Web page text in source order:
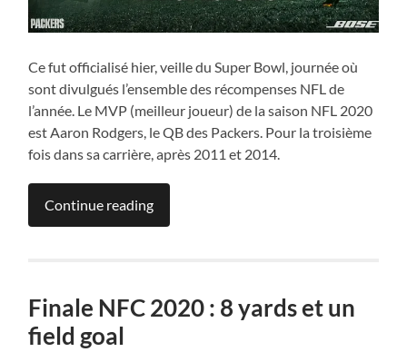
Ce fut officialisé hier, veille du Super Bowl, journée où
sont divulgués l’ensemble des récompenses NFL de
l’année. Le MVP (meilleur joueur) de la saison NFL 2020
est Aaron Rodgers, le QB des Packers. Pour la troisième
fois dans sa carrière, après 2011 et 2014.
Continue reading
Finale NFC 2020 : 8 yards et un
field goal